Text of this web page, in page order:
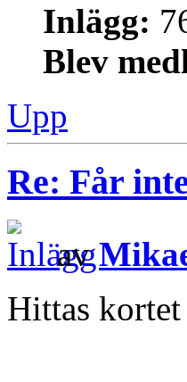
Inlägg:
Blev
Upp
Re: Får
av
Hittas